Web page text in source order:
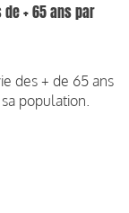
+ 65 ans par
des + de 65 ans
population.